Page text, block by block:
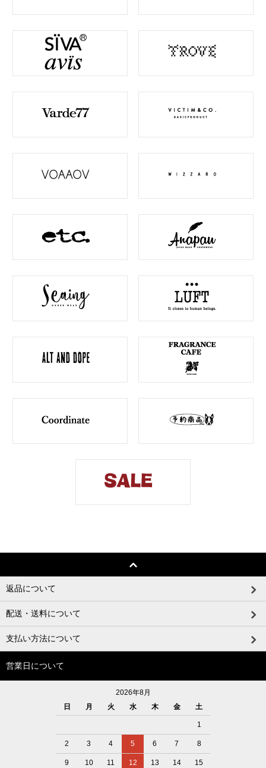
返品について
配送・送料について
支払い方法について
営業日について
2026年8月
日
月 火 水 木 金 土
1
2 3 4 5 6 7 8
9 10 11 12 13 14 15